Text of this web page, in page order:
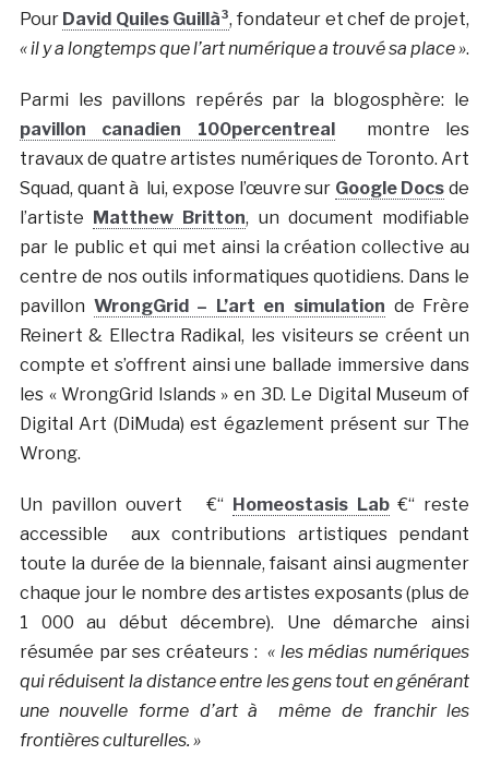
Pour David Quiles Guillà³, fondateur et chef de projet,
« il y a longtemps que l’art numérique a trouvé sa place ».
Parmi les pavillons repérés par la blogosphère: le
pavillon canadien 100percentrealmontre les
travaux de quatre artistes numériques de Toronto. Art
Squad, quant à lui, expose l’œuvre sur Google Docs de
l’artiste Matthew Britton, un document modifiable
par le public et qui met ainsi la création collective au
centre de nos outils informatiques quotidiens. Dans le
pavillon WrongGrid – L’art en simulation de Frère
Reinert & Ellectra Radikal, les visiteurs se créent un
compte et s’offrent ainsi une ballade immersive dans
les « WrongGrid Islands » en 3D. Le Digital Museum of
Digital Art (DiMuda) est égazlement présent sur The
Wrong.
Un pavillon ouvert €“ Homeostasis Lab €“ reste
accessible aux contributions artistiques pendant
toute la durée de la biennale, faisant ainsi augmenter
chaque jour le nombre des artistes exposants (plus de
1 000 au début décembre). Une démarche ainsi
résumée par ses créateurs :« les médias numériques
qui réduisent la distance entre les gens tout en générant
une nouvelle forme d’art à même de franchir les
frontières culturelles. »